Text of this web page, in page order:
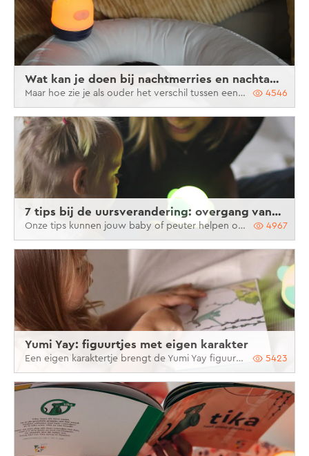
Wat kan je doen bij nachtmerries en nachtangst?
Maar hoe zie je als ouder het verschil tussen een nachtmerrie en nachtangst? En wat kan je er tegen doen? Wij zochten het voor je uit! 4546
7 tips bij de uursverandering: overgang van zomeruur naar winteruur
Onze tips kunnen jouw baby of peuter helpen om te wennen aan de uursverandering. 4967
Yumi Yay: figuurtjes met eigen karakter
Een eigen karaktertje brengt de Yumi Yay figuurtjes helemaal tot leven. 5423